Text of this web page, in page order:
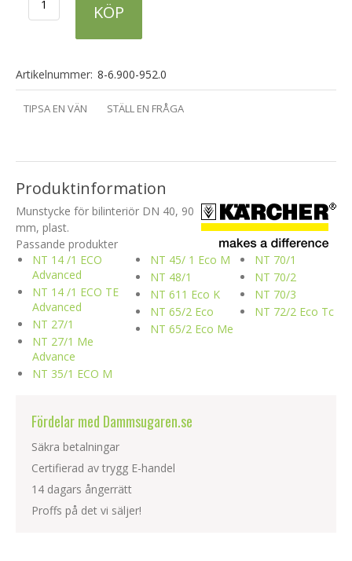
KÖP
Artikelnummer: 8-6.900-952.0
TIPSA EN VÄN STÄLL EN FRÅGA
Produktinformation
Munstycke för bilinteriör DN 40, 90
mm, plast.
Passande produkter
NT 14 /1 ECO
Advanced
NT 14 /1 ECO TE
Advanced
NT 27/1
NT 27/1 Me
Advance
NT 35/1 ECO M
NT 45/ 1 Eco M
NT 48/1
NT 611 Eco K
NT 65/2 Eco
NT 65/2 Eco Me
NT 70/1
NT 70/2
NT 70/3
NT 72/2 Eco Tc
Fördelar med Dammsugaren.se
Säkra betalningar
Certifierad av trygg E-handel
14 dagars ångerrätt
Proffs på det vi säljer!